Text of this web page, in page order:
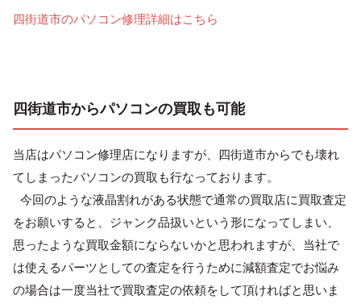
四街道市のパソコン修理詳細はこちら
四街道市からパソコンの買取も可能
当店はパソコン修理店になりますが、四街道市からでも壊れ
てしまったパソコンの買取も行なっております。
今回のような液晶割れがある状態で通常の買取店に買取査定
をお願いすると、ジャンク品扱いという形になってしまい、
思ったような買取金額にならないかと思われますが、当社で
は使えるパーツとしての査定を行うために減額査定でお悩み
の場合は一度当社で買取査定の依頼をして頂ければと思いま